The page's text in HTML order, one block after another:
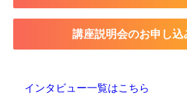
講座説明会のお申し込
インタビュー一覧はこちら